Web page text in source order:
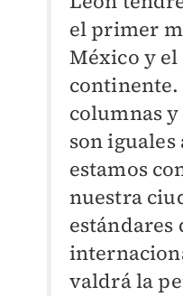
el primer
México y
continente.
columnas
son iguales
estamos
nuestra
estándares
valdrá la